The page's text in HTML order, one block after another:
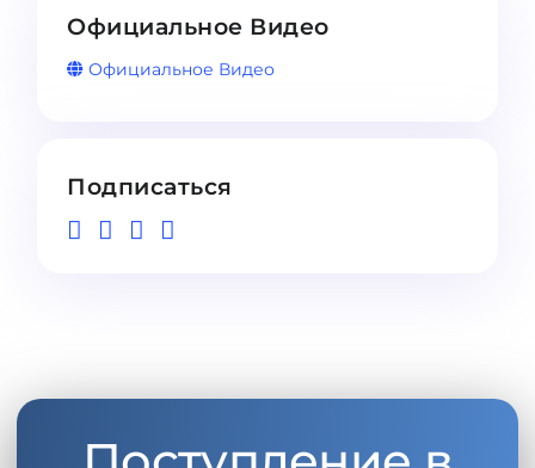
Официальное Видео
Официальное Видео
Подписаться